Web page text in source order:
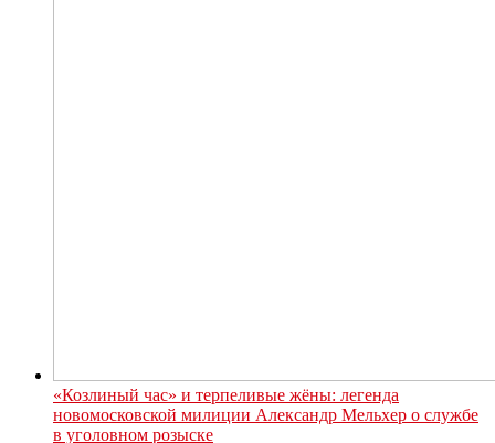
«Козлиный час» и терпеливые жёны: легенда
новомосковской милиции Александр Мельхер о службе
в уголовном розыске